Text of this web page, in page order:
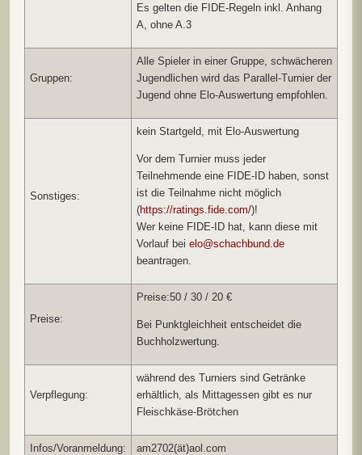
Es gelten die FIDE-Regeln inkl. Anhang
A, ohne A.3
Gruppen:
Alle Spieler in einer Gruppe, schwächeren
Jugendlichen wird das Parallel-Turnier der
Jugend ohne Elo-Auswertung empfohlen.
Sonstiges:
kein Startgeld, mit Elo-Auswertung
Vor dem Turnier muss jeder
Teilnehmende eine FIDE-ID haben, sonst
ist die Teilnahme nicht möglich
(https://ratings.fide.com/)!
Wer keine FIDE-ID hat, kann diese mit
Vorlauf bei elo@schachbund.de
beantragen.
Preise:
Preise:50 / 30 / 20 €
Bei Punktgleichheit entscheidet die
Buchholzwertung.
Verpflegung:
während des Turniers sind Getränke
erhältlich, als Mittagessen gibt es nur
Fleischkäse-Brötchen
Infos/Voranmeldung: am2702(ät)aol.com